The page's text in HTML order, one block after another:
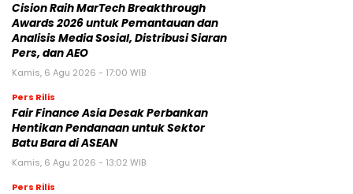
Cision Raih MarTech Breakthrough
Awards 2026 untuk Pemantauan dan
Analisis Media Sosial, Distribusi Siaran
Pers, dan AEO
Kamis, 6 Agu 2026 - 17:00 WIB
Pers Rilis
Fair Finance Asia Desak Perbankan
Hentikan Pendanaan untuk Sektor
Batu Bara di ASEAN
Kamis, 6 Agu 2026 - 13:02 WIB
Pers Rilis